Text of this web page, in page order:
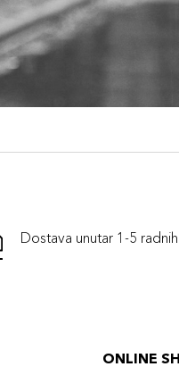
Dostava unutar 1-5
ONLINE